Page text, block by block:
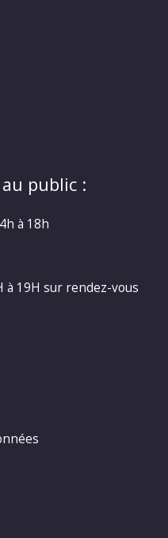
public :
à 18h
à 19H sur rendez-vous